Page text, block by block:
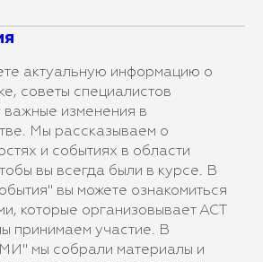
актуальную информацию о
советы специалистов
важные изменения в
Мы рассказываем о
и событиях в области
вы всегда были в курсе. В
вы можете ознакомиться
которые организовывает АСТ
принимаем участие. В
мы собрали материалы и